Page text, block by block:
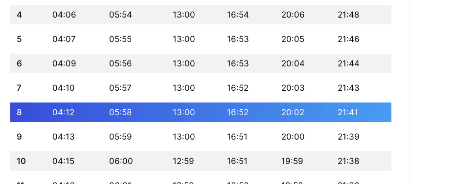
4 04:06 05:54 13:00 16:54 20:06 21:48
5 04:07 05:55 13:00 16:53 20:05 21:46
6 04:09 05:56 13:00 16:53 20:04 21:44
7 04:10 05:57 13:00 16:52 20:03 21:43
8 04:12 05:58 13:00 16:52 20:02 21:41
9 04:13 05:59 13:00 16:51 20:00 21:39
10 04:15 06:00 12:59 16:51 19:59 21:38